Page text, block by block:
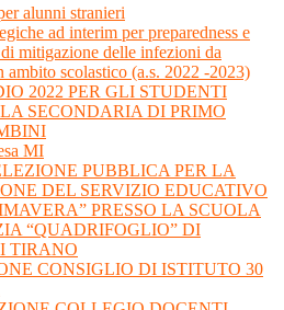
alunni stranieri
ad interim per preparedness e
mitigazione delle infezioni da
scolastico (a.s. 2022 -2023)
2022 PER GLI STUDENTI
SECONDARIA DI PRIMO
MI
PUBBLICA PER LA
DEL SERVIZIO EDUCATIVO
PRESSO LA SCUOLA
“QUADRIFOGLIO” DI
TIRANO
CONSIGLIO DI ISTITUTO 30